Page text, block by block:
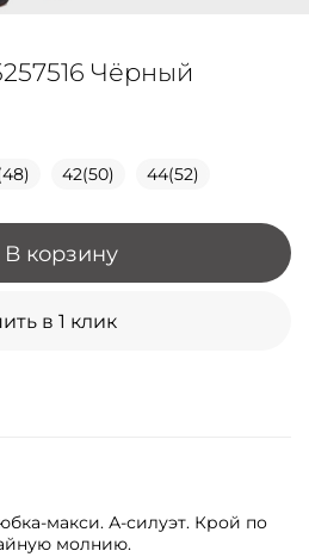
Чёрный
42(50) 44(52)
В корзину
в 1 клик
макси. А-силуэт. Крой по
молнию.